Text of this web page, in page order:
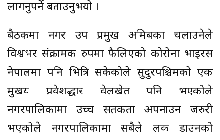
लागनुपर्ने बताउनुभयो ।
बैठकमा नगर उप प्रमुख अमिबका चलाउनेले
विश्वभर संक्रामक रुपमा फैलिएको कोरोना भाईरस
नेपालमा पनि भित्रि सकेकोले सुदुरपश्चिमको एक
मुखय प्रवेशद्धार वेलखेत पनि भएकोले
नगरपालिकामा उच्च सर्तकता अपनाउन जरुरी
भएकोले नगरपालिकामा सबैले लक डाउनको